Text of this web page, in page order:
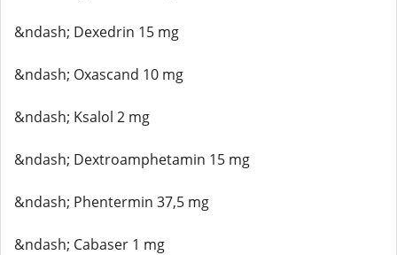
&ndash; Dexedrin 15 mg
&ndash; Oxascand 10 mg
&ndash; Ksalol 2 mg
&ndash; Dextroamphetamin 15 mg
&ndash; Phentermin 37,5 mg
&ndash; Cabaser 1 mg